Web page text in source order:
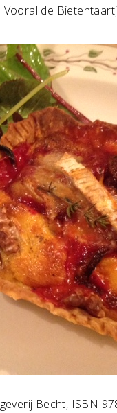
de
Becht, ISBN